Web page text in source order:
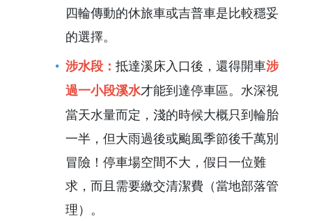
四輪傳動的休旅車或吉普車是比較穩妥
的選擇。
涉水段： 抵達溪床入口後，還得開車涉
過一小段溪水才能到達停車區。水深視
當天水量而定，淺的時候大概只到輪胎
一半，但大雨過後或颱風季節後千萬別
冒險！停車場空間不大，假日一位難
求，而且需要繳交清潔費（當地部落管
理）。